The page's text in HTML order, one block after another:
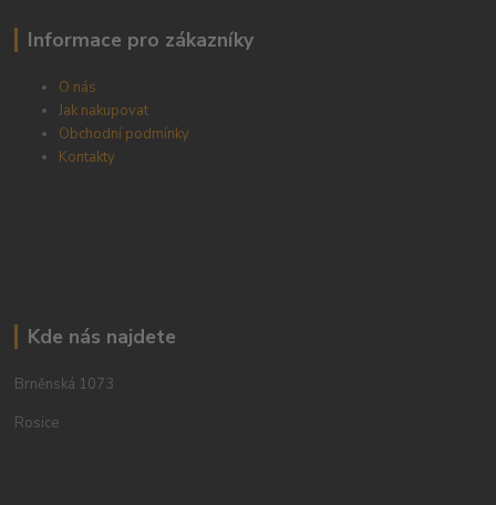
Informace pro zákazníky
O nás
Jak nakupovat
Obchodní podmínky
Kontakty
Kde nás najdete
Brněnská 1073
Rosice